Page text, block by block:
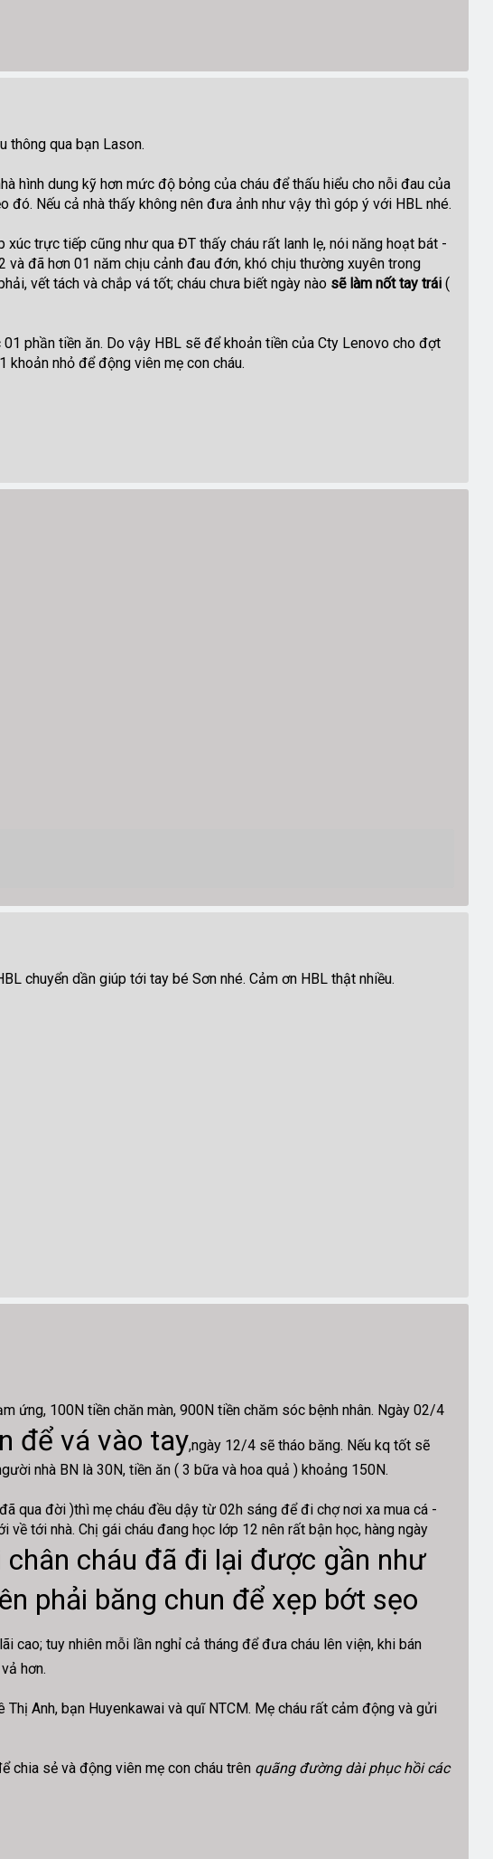
thông qua bạn Lason.
hình dung kỹ hơn mức độ bỏng của cháu để thấu hiểu cho nỗi đau của
Nếu cả nhà thấy không nên đưa ảnh như vậy thì góp ý với HBL nhé.
trực tiếp cũng như qua ĐT thấy cháu rất lanh lẹ, nói năng hoạt bát -
đã hơn 01 năm chịu cảnh đau đớn, khó chịu thường xuyên trong
vết tách và chắp vá tốt; cháu chưa biết ngày nào sẽ làm nốt tay trái (
phần tiền ăn. Do vậy HBL sẽ để khoản tiền của Cty Lenovo cho đợt
khoản nhỏ để động viên mẹ con cháu.
chuyển dần giúp tới tay bé Sơn nhé. Cảm ơn HBL thật nhiều.
100N tiền chăn màn, 900N tiền chăm sóc bệnh nhân. Ngày 02/4
để vá vào tay,ngày 12/4 sẽ tháo băng. Nếu kq tốt sẽ
nhà BN là 30N, tiền ăn ( 3 bữa và hoa quả ) khoảng 150N.
qua đời )thì mẹ cháu đều dậy từ 02h sáng để đi chợ nơi xa mua cá -
tới nhà. Chị gái cháu đang học lớp 12 nên rất bận học, hàng ngày
chân cháu đã đi lại được gần như
phải băng chun để xẹp bớt sẹo
cao; tuy nhiên mỗi lần nghỉ cả tháng để đưa cháu lên viện, khi bán
hơn.
Anh, bạn Huyenkawai và quĩ NTCM. Mẹ cháu rất cảm động và gửi
chia sẻ và động viên mẹ con cháu trên quãng đường dài phục hồi các